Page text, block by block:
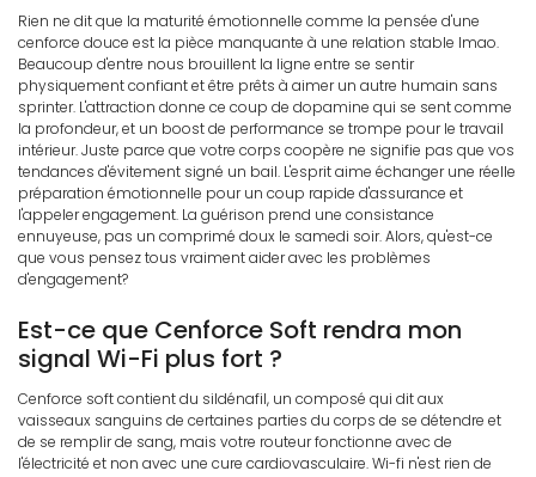
Rien ne dit que la maturité émotionnelle comme la pensée d'une
cenforce douce est la pièce manquante à une relation stable lmao.
Beaucoup d'entre nous brouillent la ligne entre se sentir
physiquement confiant et être prêts à aimer un autre humain sans
sprinter. L'attraction donne ce coup de dopamine qui se sent comme
la profondeur, et un boost de performance se trompe pour le travail
intérieur. Juste parce que votre corps coopère ne signifie pas que vos
tendances d'évitement signé un bail. L'esprit aime échanger une réelle
préparation émotionnelle pour un coup rapide d'assurance et
l'appeler engagement. La guérison prend une consistance
ennuyeuse, pas un comprimé doux le samedi soir. Alors, qu'est-ce
que vous pensez tous vraiment aider avec les problèmes
d'engagement?
Est-ce que Cenforce Soft rendra mon
signal Wi-Fi plus fort ?
Cenforce soft contient du sildénafil, un composé qui dit aux
vaisseaux sanguins de certaines parties du corps de se détendre et
de se remplir de sang, mais votre routeur fonctionne avec de
l'électricité et non avec une cure cardiovasculaire. Wi-fi n'est rien de